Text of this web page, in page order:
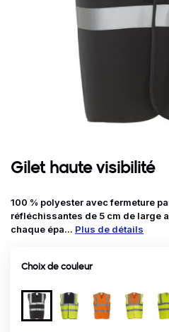
Gilet haute visibilité
100 % polyester avec fermeture
réfléchissantes de 5 cm de large
chaque épa... Plus de détails
Choix de couleur